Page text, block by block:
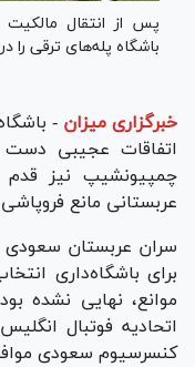
پس از انتقال مالکیت
باشگاه پله‌های ترقی را
خبرگزاری میزان -
اتفاقات عجیبی
چمپیونشیپ نیز
عربستانی مانع
برای باشگاه‌داری
موانع، نهایی نشده
اتحادیه فوتبال
کنسرسیوم سعودی